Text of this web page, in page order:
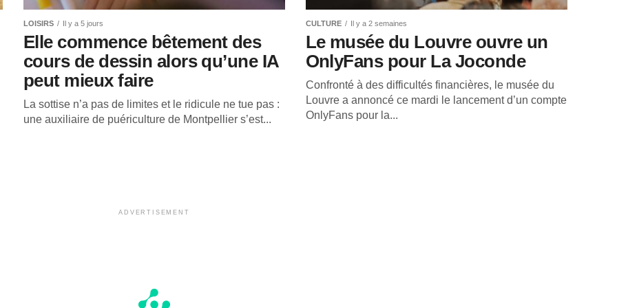
LOISIRS Il y a 5 jours
Elle commence bêtement des
cours de dessin alors qu’une IA
peut mieux faire
La sottise n’a pas de limites et le ridicule ne tue pas :
une auxiliaire de puériculture de Montpellier s’est...
CULTURE Il y a 2 semaines
Le musée du Louvre ouvre un
OnlyFans pour La Joconde
Confronté à des difficultés financières, le musée du
Louvre a annoncé ce mardi le lancement d’un compte
OnlyFans pour la...
ADVERTISEMENT